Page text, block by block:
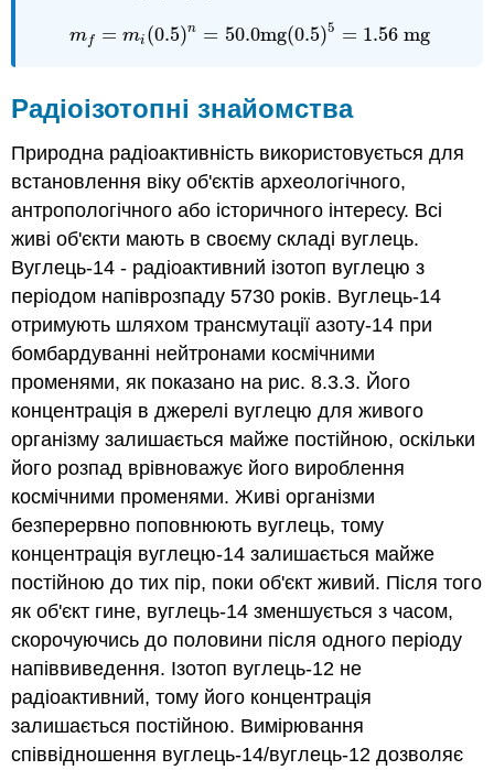
mf = mi (0.5)n = 50.0mg(0.5)5 = 1.56 mg
mf=mi(0.5)n=50.0mg(0.5)5= 1.56 m g
Радіоізотопні знайомства
Природна радіоактивність використовується для
встановлення віку об'єктів археологічного,
антропологічного або історичного інтересу. Всі
живі об'єкти мають в своєму складі вуглець.
Вуглець-14 - радіоактивний ізотоп вуглецю з
періодом напіврозпаду 5730 років. Вуглець-14
отримують шляхом трансмутації азоту-14 при
бомбардуванні нейтронами космічними
променями, як показано на рис. 8.3.3. Його
концентрація в джерелі вуглецю для живого
організму залишається майже постійною, оскільки
його розпад врівноважує його вироблення
космічними променями. Живі організми
безперервно поповнюють вуглець, тому
концентрація вуглецю-14 залишається майже
постійною до тих пір, поки об'єкт живий. Після того
як об'єкт гине, вуглець-14 зменшується з часом,
скорочуючись до половини після одного періоду
напіввиведення. Ізотоп вуглець-12 не
радіоактивний, тому його концентрація
залишається постійною. Вимірювання
співвідношення вуглець-14/вуглець-12 дозволяє